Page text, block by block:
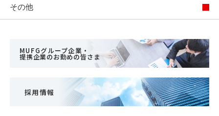
その他
MUFGグループ企業・
提携企業のお勤めの皆さま
採用情報